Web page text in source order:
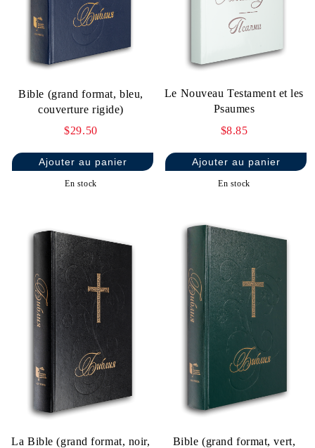
Bible (grand format, bleu,
couverture rigide)
$29.50
En stock
Le Nouveau Testament et les
Psaumes
$8.85
En stock
La Bible (grand format, noir,
Bible (grand format, vert,